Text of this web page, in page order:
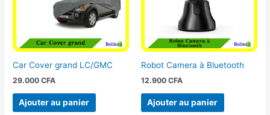
Car Cover grand LC/GMC
29.000CFA
Ajouter au panier
Robot Camera à Bluetooth
12.900 CFA
Ajouter au panier